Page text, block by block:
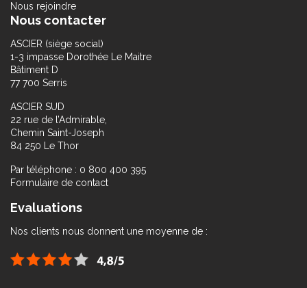
Nous rejoindre
Nous contacter
ASCIER (siège social)
1-3 impasse Dorothée Le Maitre
Bâtiment D
77 700 Serris
ASCIER SUD
22 rue de l’Admirable,
Chemin Saint-Joseph
84 250 Le Thor
Par téléphone : 0 800 400 395
Formulaire de contact
Evaluations
Nos clients nous donnent une moyenne de :